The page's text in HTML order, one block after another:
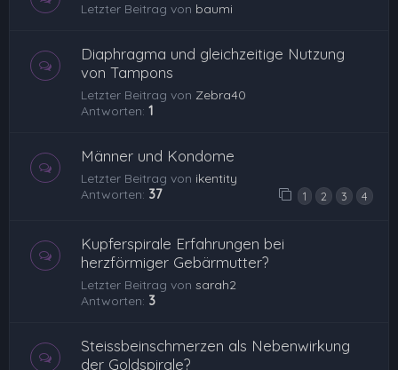
Letzter Beitrag von baumi
Diaphragma und gleichzeitige Nutzung
von Tampons
Letzter Beitrag von Zebra40
Antworten: 1
Männer und Kondome
Letzter Beitrag von ikentity
Antworten: 37 1 2 3 4
Kupferspirale Erfahrungen bei
herzförmiger Gebärmutter?
Letzter Beitrag von sarah2
Antworten: 3
Steissbeinschmerzen als Nebenwirkung
der Goldspirale?